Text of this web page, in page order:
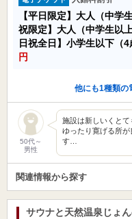
【平日限定】大人（中学
祝限定】大人（中学生以
日祝全日】小学生以下（4
円
他にも1種類の
50代～
男性
施設は新しいくと
ゆったり寛げる所
す…
関連情報から探す
サウナと天然温泉じょ